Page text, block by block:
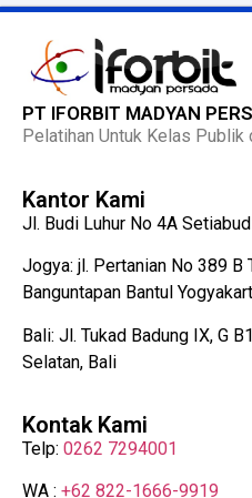
PT IFORBIT MADYAN
Pelatihan Untuk Kelas Publik
Kantor Kami
Jl. Budi Luhur No 4A
Jogya: jl. Pertanian No 389 B
Banguntapan Bantul
Bali: Jl. Tukad Badung IX, G
Selatan, Bali
Kontak Kami
Telp: 0262 7294001
WA : +62 822-1666-9919